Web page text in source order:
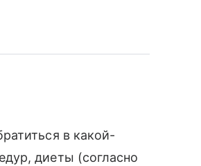
в какой-
диеты (согласно